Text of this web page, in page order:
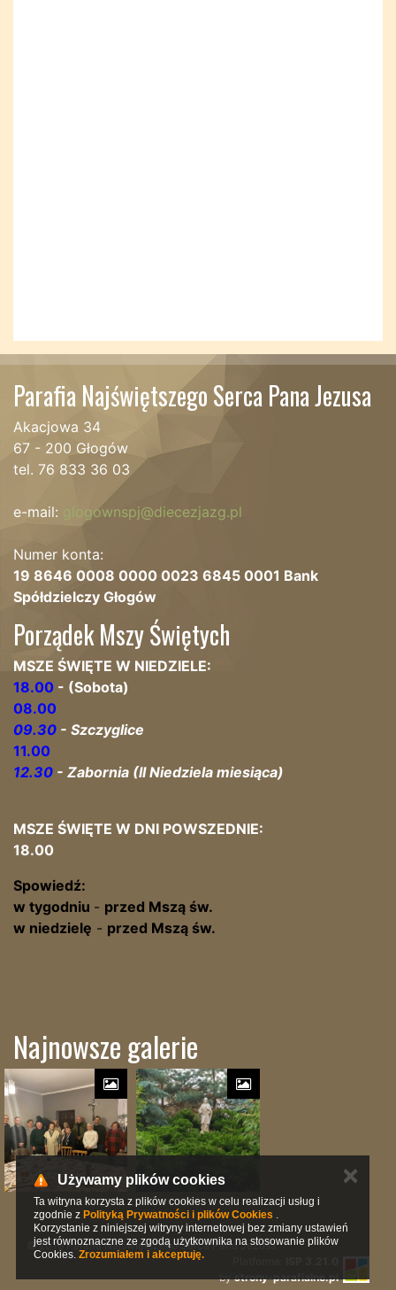
Parafia Najświętszego Serca Pana Jezusa
Akacjowa 34
67 - 200 Głogów
tel. 76 833 36 03
e-mail: glogownspj@diecezjazg.pl
Numer konta:
19 8646 0008 0000 0023 6845 0001 Bank
Spółdzielczy Głogów
Porządek Mszy Świętych
MSZE ŚWIĘTE W NIEDZIELE:
18.00 - (Sobota)
08.00
09.30 - Szczyglice
11.00
12.30 - Zabornia (II Niedziela miesiąca)
MSZE ŚWIĘTE W DNI POWSZEDNIE:
18.00
Spowiedź:
w tygodniu - przed Mszą św.
w niedzielę - przed Mszą św.
Najnowsze galerie
© 2016 Parafia Najświętszego Serca Pana Jezusa
bystrony-parafialne.pl
Używamy plików cookies
Ta witryna korzysta z plików cookies w celu realizacji usług i
zgodnie z Polityką Prywatności i plików Cookies .
Korzystanie z niniejszej witryny internetowej bez zmiany ustawień
jest równoznaczne ze zgodą użytkownika na stosowanie plików
Cookies. Zrozumiałem i akceptuję.
✕